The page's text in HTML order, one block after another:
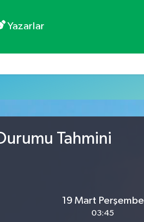
Yazarlar
Tahmini
19 Mart Perşembe
03:45